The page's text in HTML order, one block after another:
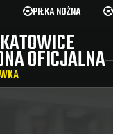
PIŁKA NOŻNA
OFICJALNA